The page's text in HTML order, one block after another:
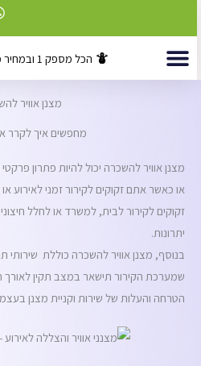
הכל מספק 1 ובמחיר משתלם
מצנן אוויר
מחפשים איך לקרר
מצנן אוויר להשכרה יכול להיות פתרון
או כאשר אתם זקוקים לקירור זמני לאירוע
זקוקים לקירור לבית, למשרד או לחלל
יתרונות.
בנוסף, מצנן אוויר להשכרה כוללת שירותי
שמערכת הקירור תישאר במצב תקין לאורך
הטרחה והעלות של שירות וקניית מצנן